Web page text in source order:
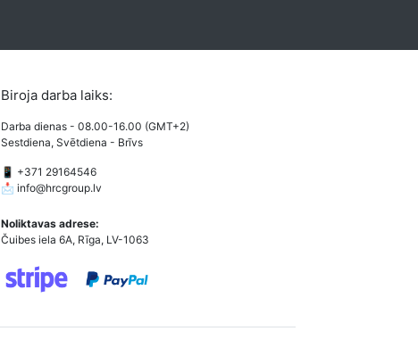
Biroja darba laiks:
Darba dienas - 08.00-16.00 (GMT+2)
Sestdiena, Svētdiena - Brīvs
📱 +371 29164546
📩 info@hrcgroup.lv
Noliktavas adrese:
Čuibes iela 6A, Rīga, LV-1063